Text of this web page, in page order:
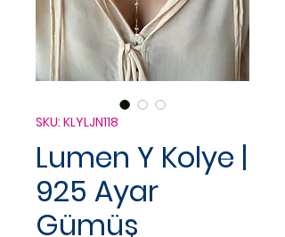
SKU: KLYLJN118
Lumen Y Kolye |
925 Ayar
Gümüş